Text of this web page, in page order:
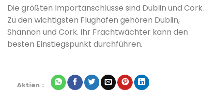
Die größten Importanschlüsse sind Dublin und Cork.
Zu den wichtigsten Flughäfen gehören Dublin,
Shannon und Cork. Ihr Frachtwächter kann den
besten Einstiegspunkt durchführen.
Aktien：